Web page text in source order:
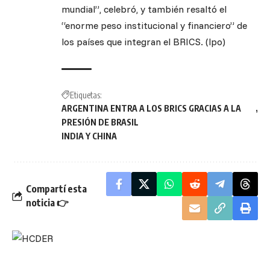
mundial”, celebró, y también resaltó el
“enorme peso institucional y financiero” de
los países que integran el BRICS. (lpo)
Etiquetas:
ARGENTINA ENTRA A LOS BRICS GRACIAS A LA
PRESIÓN DE BRASIL
INDIA Y CHINA
Compartí esta
noticia 👉